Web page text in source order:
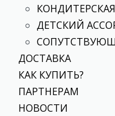
ДЕТСКИЙ
ДОСТАВКА
КАК КУПИТЬ?
ПАРТНЕРАМ
НОВОСТИ